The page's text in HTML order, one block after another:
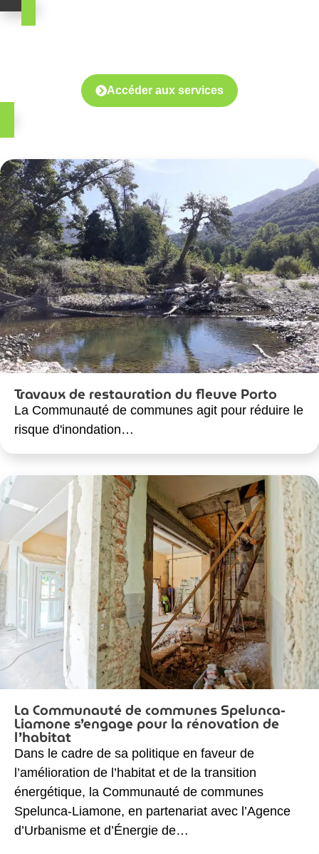
Accéder aux services
Travaux de restauration du fleuve Porto
La Communauté de communes agit pour réduire le
risque d'inondation…
La Communauté de communes Spelunca-
Liamone s’engage pour la rénovation de
l’habitat
Dans le cadre de sa politique en faveur de
l’amélioration de l’habitat et de la transition
énergétique, la Communauté de communes
Spelunca-Liamone, en partenariat avec l’Agence
d’Urbanisme et d’Énergie de…